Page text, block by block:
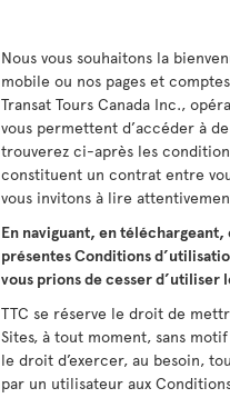
Nous vous souhaitons la
mobile ou nos pages et
Transat Tours Canada Inc.,
vous permettent d’accéder à
trouverez ci-après les
constituent un contrat entre
vous invitons à lire
En naviguant, en
présentes Conditions
vous prions de cesser d’utiliser
TTC se réserve le droit de
Sites, à tout moment, sans
le droit d’exercer, au besoin,
par un utilisateur aux